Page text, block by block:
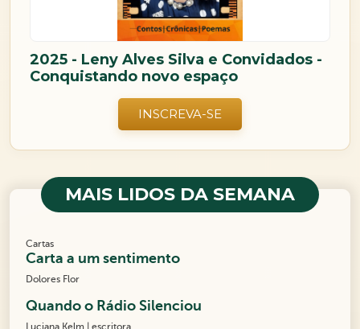
2025 - Leny Alves Silva e Convidados -
Conquistando novo espaço
INSCREVA-SE
MAIS LIDOS DA SEMANA
Cartas
Carta a um sentimento
Dolores Flor
Quando o Rádio Silenciou